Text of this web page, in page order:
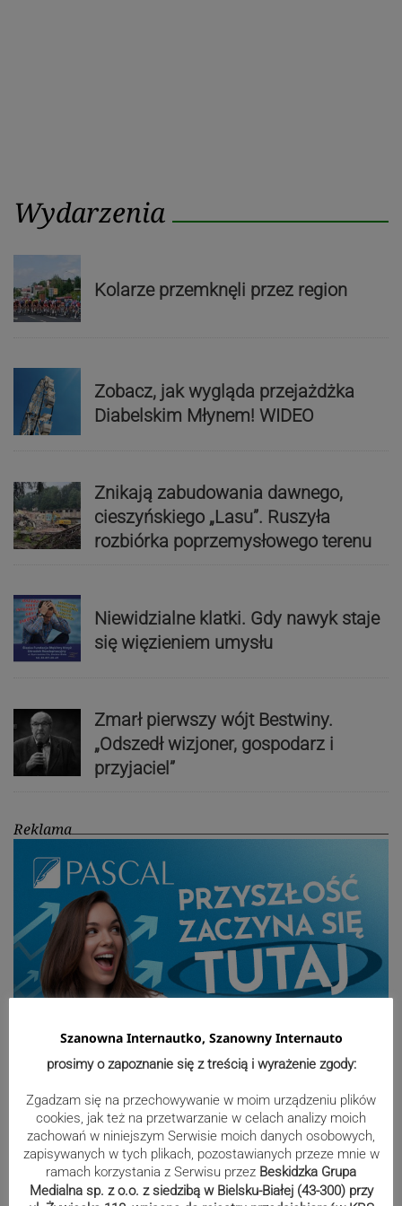
Wydarzenia
Kolarze przemknęli przez region
Zobacz, jak wygląda przejażdżka
Diabelskim Młynem! WIDEO
Znikają zabudowania dawnego,
cieszyńskiego „Lasu”. Ruszyła
rozbiórka poprzemysłowego terenu
Niewidzialne klatki. Gdy nawyk staje
się więzieniem umysłu
Zmarł pierwszy wójt Bestwiny.
„Odszedł wizjoner, gospodarz i
przyjaciel”
Reklama
Sport
Mistrzowie świata z MCK Żywiec!
ZDJĘCIA
Szanowna Internautko, Szanowny Internauto
prosimy o zapoznanie się z treścią i wyrażenie zgody:
Zgadzam się na przechowywanie w moim urządzeniu plików
cookies, jak też na przetwarzanie w celach analizy moich
zachowań w niniejszym Serwisie moich danych osobowych,
zapisywanych w tych plikach, pozostawianych przeze mnie w
ramach korzystania z Serwisu przez Beskidzka Grupa
Medialna sp. z o.o. z siedzibą w Bielsku-Białej (43-300) przy